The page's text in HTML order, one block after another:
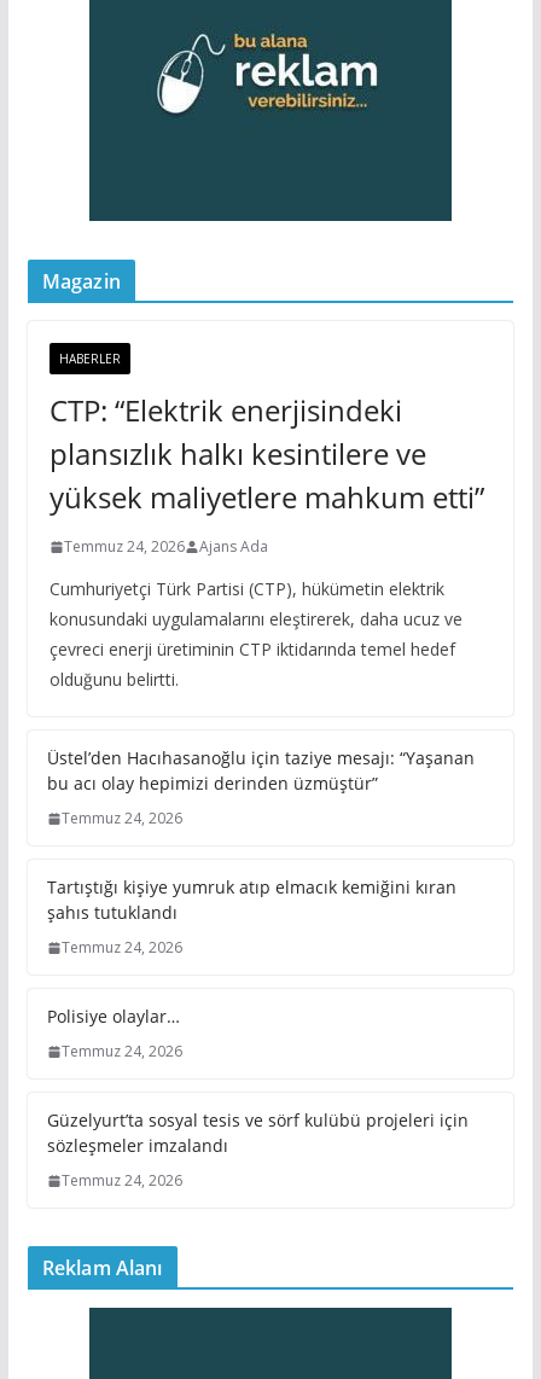
Magazin
HABERLER
CTP: “Elektrik enerjisindeki
plansızlık halkı kesintilere ve
yüksek maliyetlere mahkum etti”
Temmuz 24, 2026 Ajans Ada
Cumhuriyetçi Türk Partisi (CTP), hükümetin elektrik
konusundaki uygulamalarını eleştirerek, daha ucuz ve
çevreci enerji üretiminin CTP iktidarında temel hedef
olduğunu belirtti.
Üstel’den Hacıhasanoğlu için taziye mesajı: “Yaşanan
bu acı olay hepimizi derinden üzmüştür”
Temmuz 24, 2026
Tartıştığı kişiye yumruk atıp elmacık kemiğini kıran
şahıs tutuklandı
Temmuz 24, 2026
Polisiye olaylar…
Temmuz 24, 2026
Güzelyurt’ta sosyal tesis ve sörf kulübü projeleri için
sözleşmeler imzalandı
Temmuz 24, 2026
Reklam Alanı